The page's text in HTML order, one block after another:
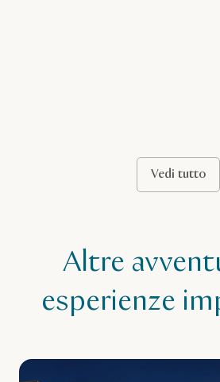
Vedi tutto
Altre
esperienze